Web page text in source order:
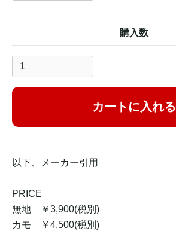
購入数
カートに入れる
以下、メーカー引用
PRICE
無地 ￥3,900(税別)
カモ ￥4,500(税別)